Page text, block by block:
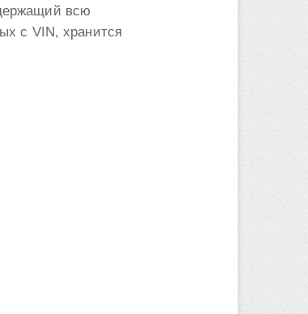
всю
с VIN, хранится